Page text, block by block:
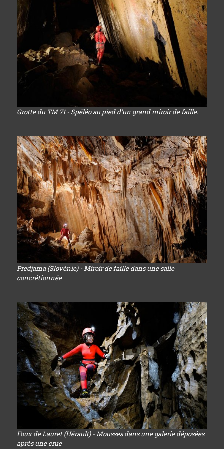
Grotte du TM 71 - Spéléo au pied d'un grand miroir de faille.
Predjama (Slovénie) - Miroir de faille dans une salle
concrétionnée
Foux de Lauret (Hérault) - Mousses dans une galerie déposées
après une crue